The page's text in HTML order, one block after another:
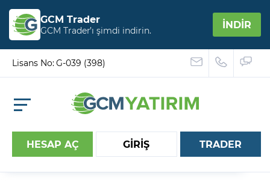
GCM Trader
GCM Trader’ı şimdi indirin. İNDİR
Lisans No: G-039 (398)
HESAP AÇ GİRİŞ TRADER